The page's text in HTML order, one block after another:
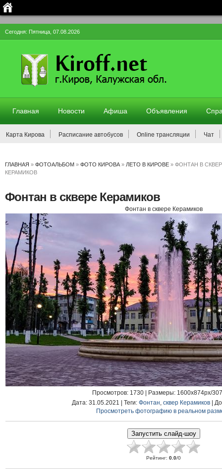
Сегодня: Пятница, 07.08.2026
Главная Новости Афиша Объявления
Карта Кирова Расписание автобусов Online трансляции Чат
ГЛАВНАЯ » ФОТОАЛЬБОМ » ФОТО КИРОВА » ЛЕТО В КИРОВЕ » ФОНТАН В
КЕРАМИКОВ
Фонтан в сквере Керамиков
Фонтан в сквере Керамиков
Просмотров: 1730 | Размеры: 1600x874px/
Дата: 31.05.2021 | Теги: Фонтан, сквер Керамиков
Просмотреть фотографию в реальном
Рейтинг: 0.0/0